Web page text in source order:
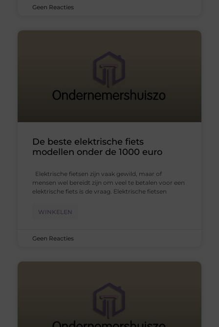
Geen Reacties
De beste elektrische fiets
modellen onder de 1000 euro
Elektrische fietsen zijn vaak gewild, maar of
mensen wel bereidt zijn om veel te betalen voor een
elektrische fiets is de vraag. Elektrische fietsen
WINKELEN
Geen Reacties